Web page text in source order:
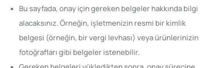
Bu sayfada, onay için gereken belgeler hakkında bilgi
alacaksınız. Örneğin, işletmenizin resmi bir kimlik
belgesi (örneğin, bir vergi levhası) veya ürünlerinizin
fotoğrafları gibi belgeler istenebilir.